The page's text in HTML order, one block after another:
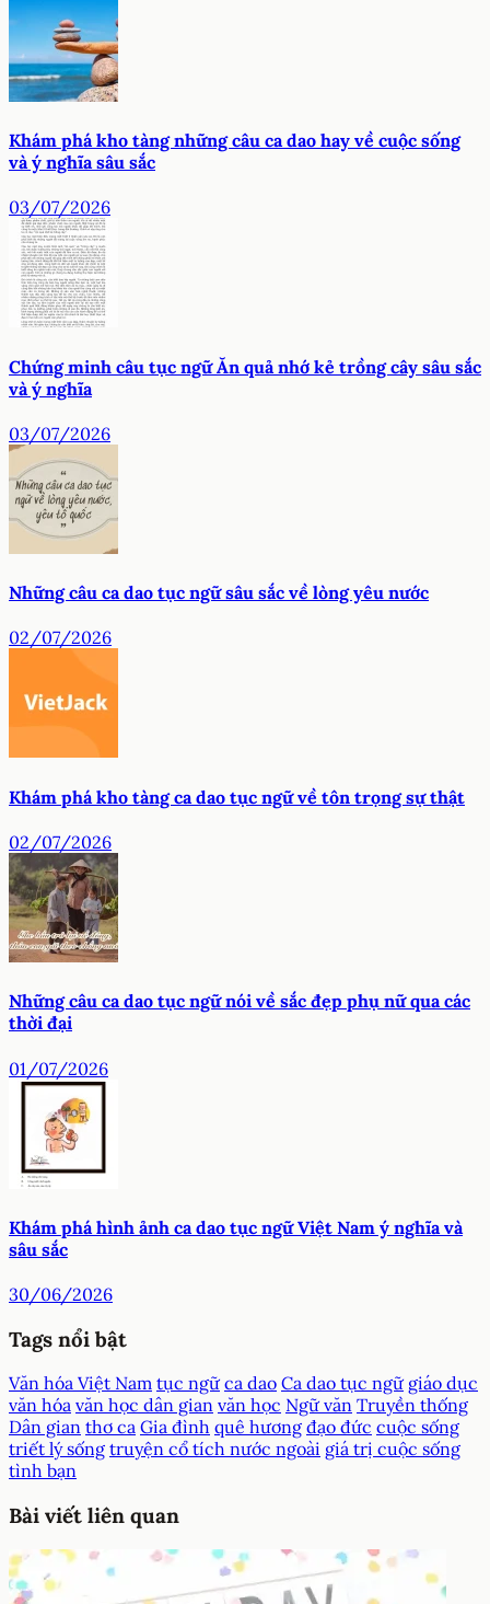
Khám phá kho tàng những câu ca dao hay về cuộc sống
và ý nghĩa sâu sắc
03/07/2026
Chứng minh câu tục ngữ Ăn quả nhớ kẻ trồng cây sâu sắc
và ý nghĩa
03/07/2026
Những câu ca dao tục ngữ sâu sắc về lòng yêu nước
02/07/2026
Khám phá kho tàng ca dao tục ngữ về tôn trọng sự thật
02/07/2026
Những câu ca dao tục ngữ nói về sắc đẹp phụ nữ qua các
thời đại
01/07/2026
Khám phá hình ảnh ca dao tục ngữ Việt Nam ý nghĩa và
sâu sắc
30/06/2026
Tags nổi bật
Văn hóa Việt Nam tục ngữ ca dao Ca dao tục ngữ giáo dục
văn hóa văn học dân gian văn học Ngữ văn Truyền thống
Dân gian thơ ca Gia đình quê hương đạo đức cuộc sống
triết lý sống truyện cổ tích nước ngoài giá trị cuộc sống
tình bạn
Bài viết liên quan